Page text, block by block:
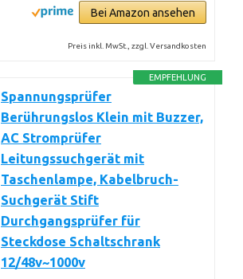
Bei Amazon ansehen
Preis inkl. MwSt., zzgl. Versandkosten
EMPFEHLUNG
Spannungsprüfer
Berührungslos Klein mit Buzzer,
AC Stromprüfer
Leitungssuchgerät mit
Taschenlampe, Kabelbruch-
Suchgerät Stift
Durchgangsprüfer für
Steckdose Schaltschrank
12/48v~1000v